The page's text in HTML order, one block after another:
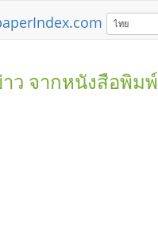
ไทย
ว จากหนังสือพิมพ์